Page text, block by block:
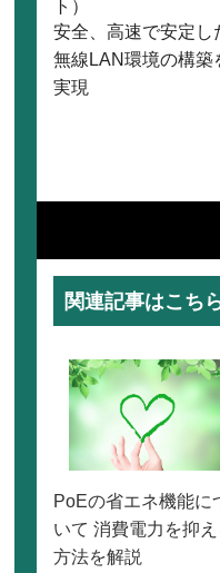
ト）
安全、高速で安定し
無線LAN環境の構築
実現
関連記事はこち
PoEの省エネ機能に
いて 消費電力を抑え
方法を解説